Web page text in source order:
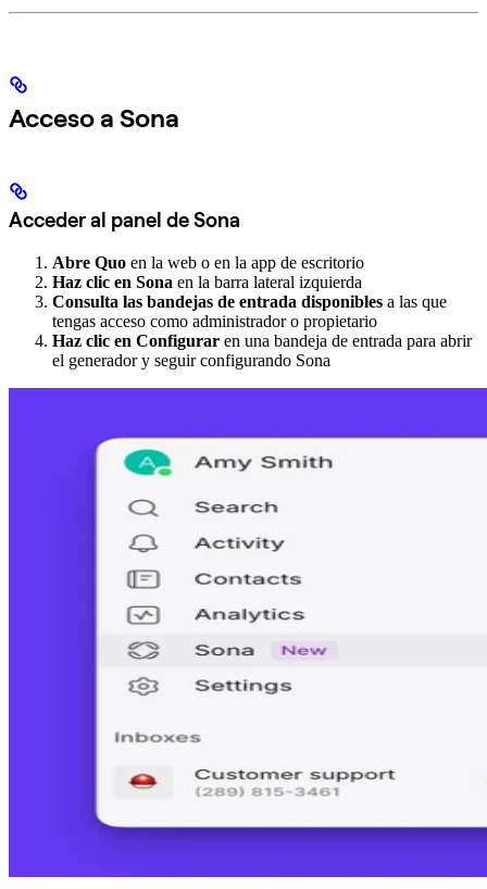
Acceso a Sona
Acceder al panel de Sona
Abre Quo en la web o en la app de escritorio
Haz clic en Sona en la barra lateral izquierda
Consulta las bandejas de entrada disponibles a las que
tengas acceso como administrador o propietario
Haz clic en Configurar en una bandeja de entrada para abrir
el generador y seguir configurando Sona